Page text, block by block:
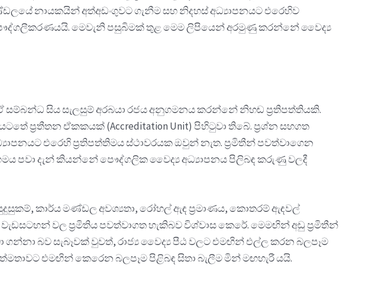
නායකයින් අත්අඩංගුවට ගැනීම සහ නිදහස් අධ්‍යාපනයට එරෙහිව
මෙවැනි පසුබිමක් තුළ මෙම ලිපියෙන් අරමුණු කරන්නේ වෛද්‍ය
සම්බන්ධ සිය සැලසුම් අරබයා රජය අනුගමනය කරන්නේ නිහඬ ප්‍රතිපත්තියකි.
යටතේ ප්‍රතීතන ඒකකයක් (Accreditation Unit) පිහිටුවා තිබේ. ප්‍රශ්න සහගත
එරෙහි ප්‍රතිපත්තිමය ස්ථාවරයක ඔවුන් නැත. ප්‍රමිතීන් පවත්වාගෙන
පවා දැන් කියන්නේ පෞද්ගලික වෛද්‍ය අධ්‍යාපනය පිලිබඳ කරුණු වලදී
සුදුසුකම්, කාර්ය මණ්ඩල අවශ්‍යතා, රෝහල් ඇඳ ප්‍රමාණය, කොතරම් ඇඳවල්
වල ප්‍රමිතිය පවත්වාගත හැකිබව විශ්වාස කෙරේ. මෙමඟින් අඩු ප්‍රමිතීන්
බව සැබෑවක් වුවත්, රාජ්‍ය වෛද්‍ය පීඨ වලට එමඟින් එල්ල කරන බලපෑම
එමඟින් කෙරෙන බලපෑම පිළිබඳ සිතා බැලීම මින් මඟහැරී යයි.